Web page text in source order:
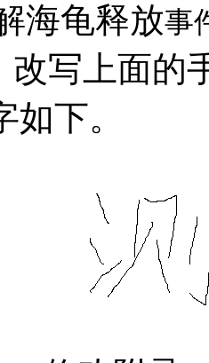
龟释放事
改写上面的
如下。